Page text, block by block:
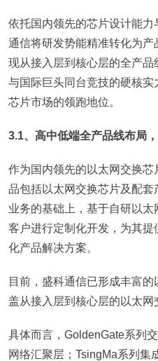
依托国内领先的芯片设计能
通信将研发势能精准转化为
现从接入层到核心层的全产
与国际巨头同台竞技的硬核
芯片市场的领跑地位。
3.1、高中低端全产品线布局
作为国内领先的以太网交换
品包括以太网交换芯片及配
业务的基础上，基于自研以
客户进行定制化开发，为其提
化产品解决方案。
目前，盛科通信已形成丰富
盖从接入层到核心层的以太网
具体而言，GoldenGate系列
网络汇聚层；TsingMa系列集